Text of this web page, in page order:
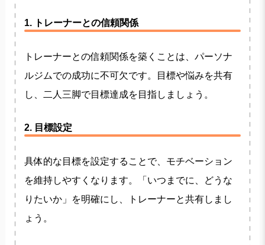
1. トレーナーとの信頼関係
トレーナーとの信頼関係を築くことは、パーソナ
ルジムでの成功に不可欠です。目標や悩みを共有
し、二人三脚で目標達成を目指しましょう。
2. 目標設定
具体的な目標を設定することで、モチベーション
を維持しやすくなります。「いつまでに、どうな
りたいか」を明確にし、トレーナーと共有しまし
ょう。